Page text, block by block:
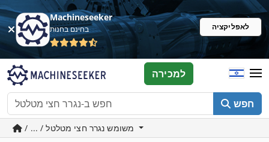
Machineseeker
בחינם בחנות לאפליקציה
חפש
למכירה